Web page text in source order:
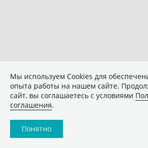
Мы используем Сookies для
опыта работы на нашем сайте.
сайт, вы соглашаетесь с условиями
соглашения.
Понятно